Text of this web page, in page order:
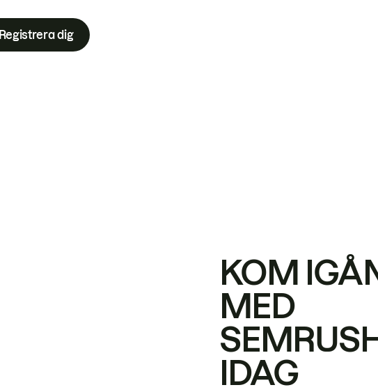
Registrera dig
KOM
MED
IDAG